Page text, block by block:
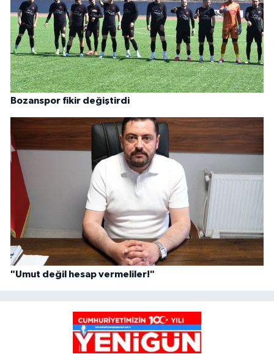
Bozanspor fikir değiştirdi
"Umut değil hesap vermeliler!"